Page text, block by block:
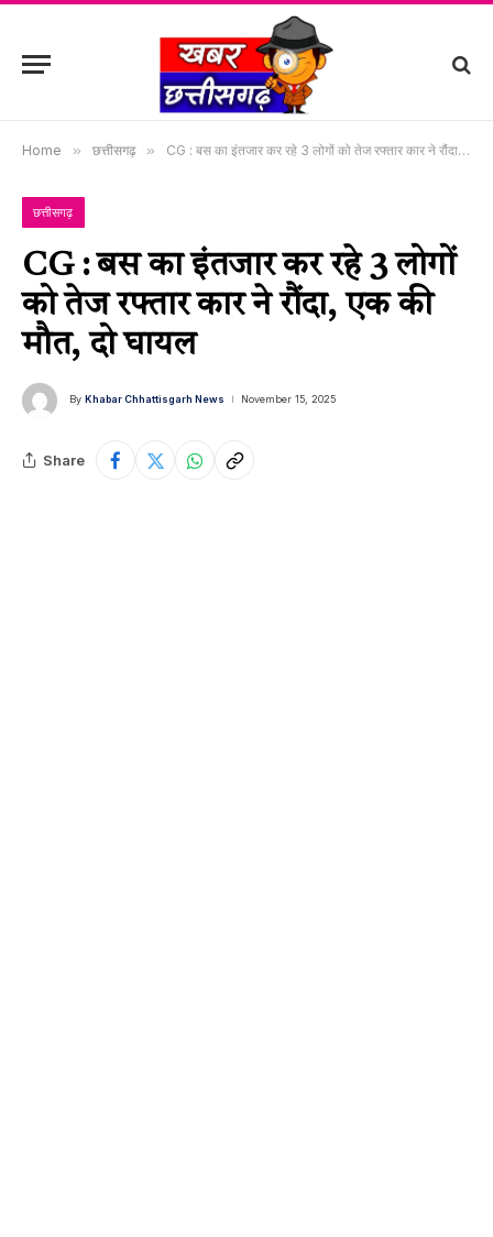
Home » छत्तीसगढ़ » CG : बस का इंतजार कर रहे 3 लोगों को तेज रफ्तार कार ने रौंदा, एक की मौत, दो घायल
छत्तीसगढ़
CG : बस का इंतजार कर रहे 3 लोगों
को तेज रफ्तार कार ने रौंदा, एक की
मौत, दो घायल
By Khabar Chhattisgarh News November 15, 2025
Share